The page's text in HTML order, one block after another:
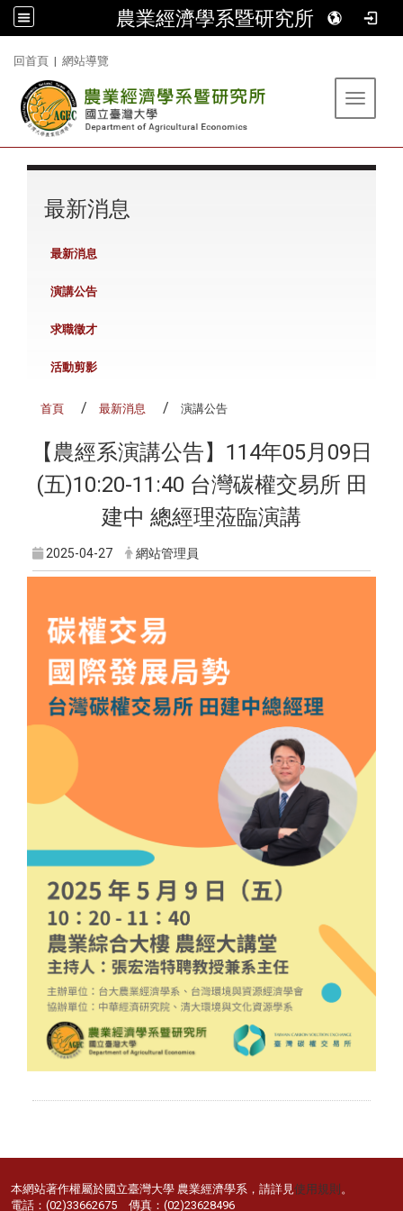
農業經濟學系暨研究所
回首頁 | 網站導覽
Toggle
最新消息
最新消息
演講公告
求職徵才
活動剪影
首頁 最新消息 演講公告
【農經系演講公告】114年05月09日
(五)10:20-11:40 台灣碳權交易所 田
建中 總經理蒞臨演講
2025-04-27 網站管理員
本網站著作權屬於國立臺灣大學 農業經濟學系，請詳見使用規則 。
電話：(02)33662675 傳真：(02)23628496